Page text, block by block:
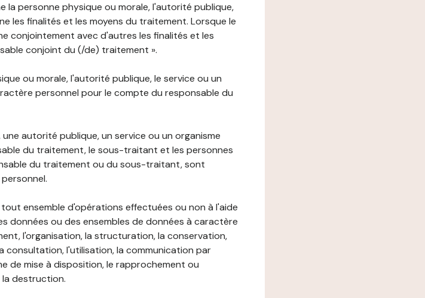
la personne physique ou morale, l'autorité publique,
les finalités et les moyens du traitement. Lorsque le
conjointement avec d'autres les finalités et les
conjoint du (/de) traitement ».
ou morale, l'autorité publique, le service ou un
personnel pour le compte du responsable du
autorité publique, un service ou un organisme
du traitement, le sous-traitant et les personnes
du traitement ou du sous-traitant, sont
ensemble d'opérations effectuées ou non à l'aide
données ou des ensembles de données à caractère
l'organisation, la structuration, la conservation,
l'utilisation, la communication par
de mise à disposition, le rapprochement ou
la destruction.